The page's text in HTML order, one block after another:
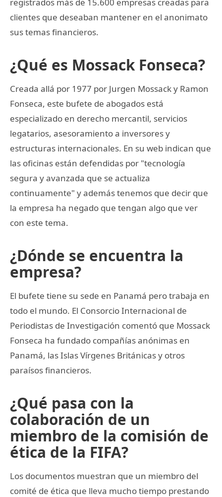
clientes que deseaban mantener en el anonimato
sus temas financieros.
¿Qué es Mossack Fonseca?
Creada allá por 1977 por Jurgen Mossack y Ramon
Fonseca, este bufete de abogados está
especializado en derecho mercantil, servicios
legatarios, asesoramiento a inversores y
estructuras internacionales. En su web indican que
las oficinas están defendidas por "tecnología
segura y avanzada que se actualiza
continuamente" y además tenemos que decir que
la empresa ha negado que tengan algo que ver
con este tema.
¿Dónde se encuentra la
empresa?
El bufete tiene su sede en Panamá pero trabaja en
todo el mundo. El Consorcio Internacional de
Periodistas de Investigación comentó que Mossack
Fonseca ha fundado compañías anónimas en
Panamá, las Islas Vírgenes Británicas y otros
paraísos financieros.
¿Qué pasa con la
colaboración de un
miembro de la comisión de
ética de la FIFA?
Los documentos muestran que un miembro del
comité de ética que lleva mucho tiempo prestando